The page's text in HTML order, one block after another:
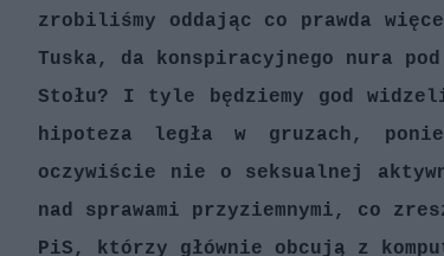
zrobiliśmy oddając co prawda
Tuska, da konspiracyjnego nura
Stołu? I tyle będziemy god
hipoteza legła w gruzach,
oczywiście nie o seksualnej
nad sprawami przyziemnymi, co
PiS, którzy głównie obcują z